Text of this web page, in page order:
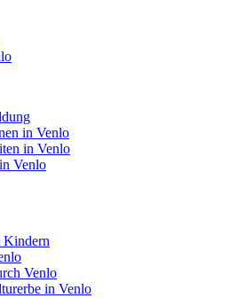
in Venlo
in Venlo
Venlo
Kindern
Venlo
in Venlo